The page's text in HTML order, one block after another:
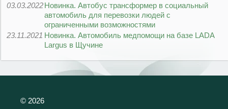
03.03.2022Новинка. Автобус трансформер в социальный
автомобиль для перевозки людей с
ограниченными возможностями
23.11.2021 Новинка. Автомобиль медпомощи на базе LADA
Largus в Щучине
© 2026